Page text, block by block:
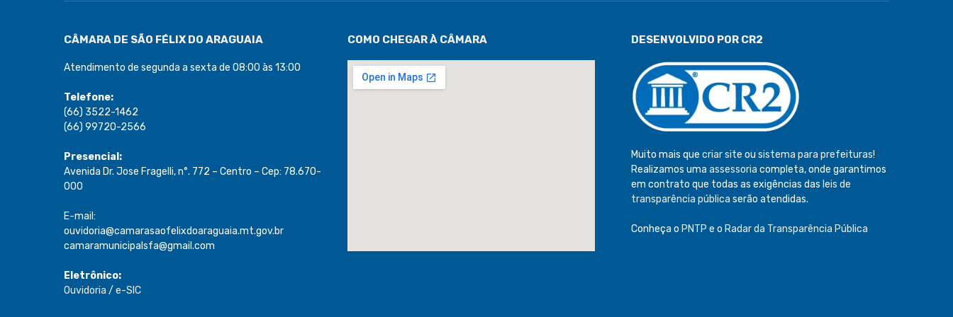
CÂMARA DE SÃO FÉLIX DO ARAGUAIA
Atendimento de segunda a sexta de 08:00 às 13:00
Telefone:
(66) 3522-1462
(66) 99720-2566
Presencial:
Avenida Dr. Jose Fragelli, n°. 772 – Centro – Cep: 78.670-
000
E-mail:
ouvidoria@camarasaofelixdoaraguaia.mt.gov.br
camaramunicipalsfa@gmail.com
Eletrônico:
Ouvidoria / e-SIC
COMO CHEGAR À CÂMARA DESENVOLVIDO POR CR2
Muito mais que criar site ou sistema para prefeituras!
Realizamos uma assessoria completa, onde garantimos
em contrato que todas as exigências das leis de
transparência pública serão atendidas.
Conheça o PNTP e o Radar da Transparência Pública